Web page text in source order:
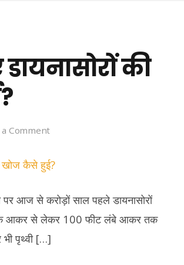
की
a Commenton
करोड़
पूर्व
विलुप्त
हुए
आज से करोड़ों साल पहले डायनासोरों
के आकर से लेकर 100 फीट लंबे आकर तक
पृथ्वी […]